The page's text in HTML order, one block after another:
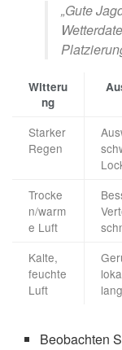
„Gute
Witteru
ng
Starker
Regen
Trocke
n/warm
e Luft
Kalte,
feuchte
Luft
Beobachten